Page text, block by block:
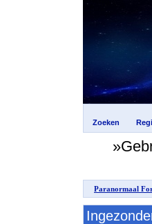
Paranormaal